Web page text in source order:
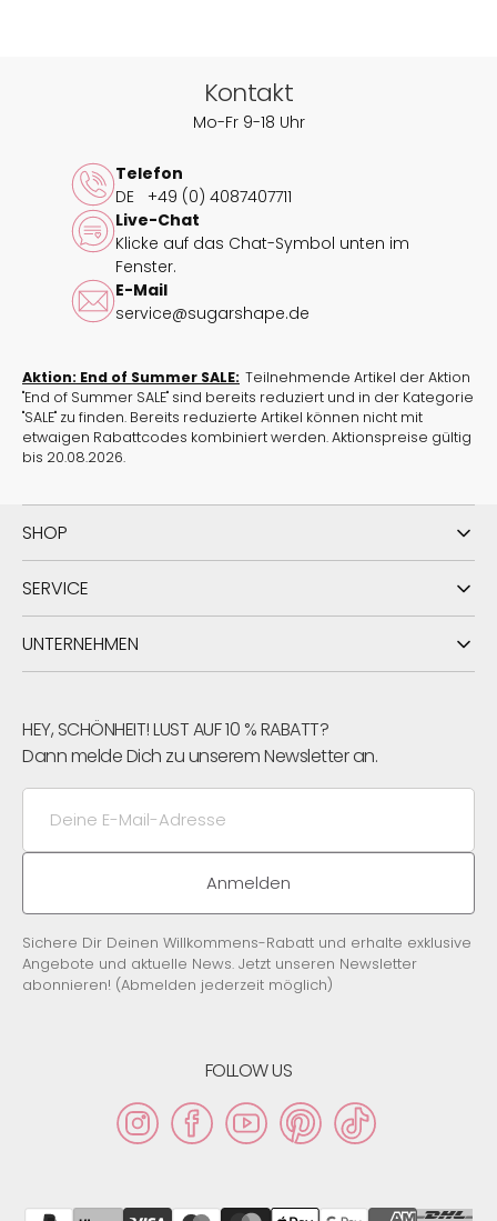
Kontakt
Mo-Fr 9-18 Uhr
Telefon
DE
+49 (0) 4087407711
Live-Chat
Klicke auf das Chat-Symbol unten im
Fenster.
E-Mail
service@sugarshape.de
Aktion: End of Summer SALE: Teilnehmende Artikel der Aktion
"End of Summer SALE" sind bereits reduziert und in der Kategorie
"SALE" zu finden. Bereits reduzierte Artikel können nicht mit
etwaigen Rabattcodes kombiniert werden. Aktionspreise gültig
bis 20.08.2026.
SHOP
SERVICE
UNTERNEHMEN
HEY, SCHÖNHEIT! LUST AUF 10 % RABATT?
Dann melde Dich zu unserem Newsletter an.
Deine
Mail-
Anmelden
Sichere Dir Deinen Willkommens-Rabatt und erhalte exklusive
Angebote und aktuelle News. Jetzt unseren Newsletter
abonnieren! (Abmelden jederzeit möglich)
FOLLOW US
InstagramFacebookYouTubePinterestTikTok